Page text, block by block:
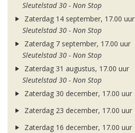
Sleutelstad 30 - Non Stop
Zaterdag 14 september, 17.00 uur
Sleutelstad 30 - Non Stop
Zaterdag 7 september, 17.00 uur
Sleutelstad 30 - Non Stop
Zaterdag 31 augustus, 17.00 uur
Sleutelstad 30 - Non Stop
Zaterdag 30 december, 17.00 uur
Zaterdag 23 december, 17.00 uur
Zaterdag 16 december, 17.00 uur